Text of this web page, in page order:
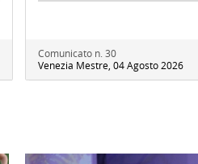
Comunicato n. 30
Venezia Mestre, 04 Agosto 2026